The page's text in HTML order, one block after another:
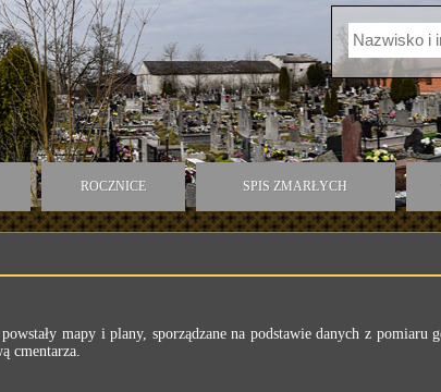
ROCZNICE SPIS ZMARŁYCH
mapy i plany, sporządzane na podstawie danych z pomiaru
cmentarza.